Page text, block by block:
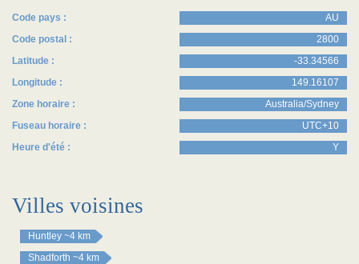
Code pays :
AU
Code postal :
2800
Latitude :
-33.34566
Longitude :
149.16107
Zone horaire :
Australia/Sydney
Fuseau horaire :
UTC+10
Heure d'été :
Y
Villes voisines
Huntley ~4 km
Shadforth ~4 km